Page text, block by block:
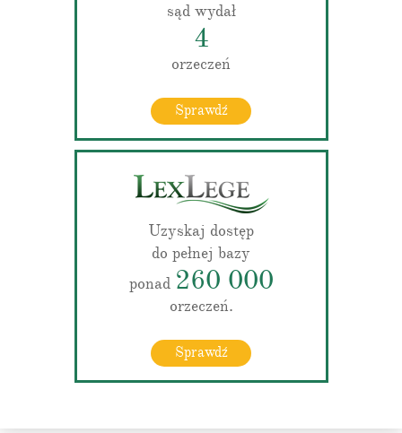
sąd wydał
4
orzeczeń
Sprawdź
Uzyskaj dostęp
do pełnej bazy
ponad 260 000
orzeczeń.
Sprawdź